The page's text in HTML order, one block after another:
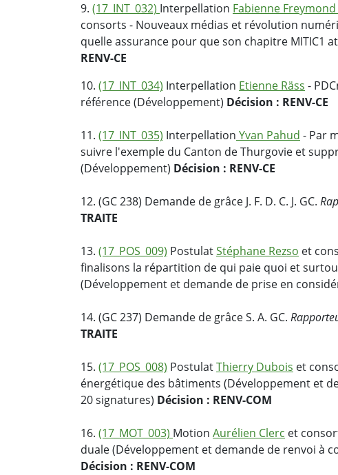
9. (17_INT_032) Interpellation Fabienne
consorts - Nouveaux médias et révolution
quelle assurance pour que son chapitre MITIC1
RENV-CE
10. (17_INT_034) Interpellation Etienne Räss -
référence (Développement) Décision : RENV-CE
11. (17_INT_035) Interpellation Yvan Pahud - Par
suivre l'exemple du Canton de Thurgovie et
(Développement) Décision : RENV-CE
12. (GC 238) Demande de grâce J. F. D. C. J. GC.
TRAITE
13. (17_POS_009) PostulatStéphane Rezso et
finalisons la répartition de qui paie quoi et
(Développement et demande de prise en
14. (GC 237) Demande de grâce S. A. GC.
TRAITE
15. (17_POS_008) PostulatThierry Dubois et
énergétique des bâtiments (Développement et
20 signatures) Décision : RENV-COM
16. (17_MOT_003) Motion Aurélien Clerc et
duale (Développement et demande de renvoi à
Décision : RENV-COM